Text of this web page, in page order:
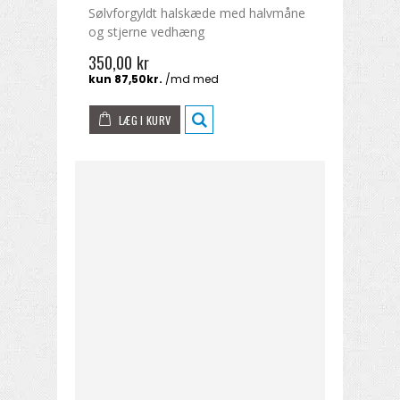
Sølvforgyldt halskæde med halvmåne
og stjerne vedhæng
350,00 kr
LÆG I KURV